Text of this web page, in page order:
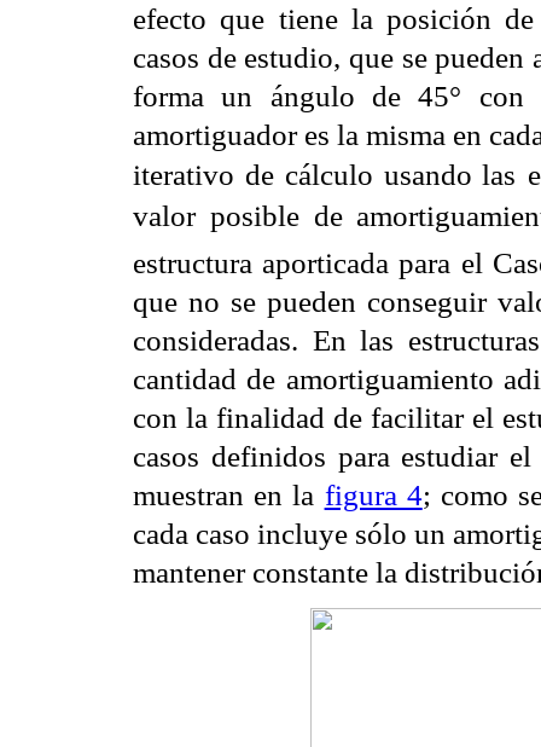
efecto que tiene la posición
casos de estudio, que se pueden
formaun ángulo de 45° con
amortiguador es la misma en
iterativo de cálculo usando las
valor posible de
estructura aporticada para el
que no se pueden conseguir
consideradas. En las
cantidad de amortiguamiento
con la finalidad de facilitar el
casos definidos para estudiar
muestran en la figura 4; como
cada caso incluye sólo un
mantener constante la